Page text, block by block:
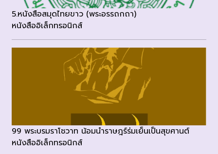
5.หนังสือสมุดไทยขาว (พระอรรถกถา)
หนังสืออิเล็กทรอนิกส์
99 พระบรมราโชวาท น้อมนำราษฎร์ร่มเย็นเป็นสุขศานต์
หนังสืออิเล็กทรอนิกส์